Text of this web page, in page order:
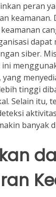
peran
keamanan.
dapat
siber.
yang
tinggi
Selain itu,
banyak